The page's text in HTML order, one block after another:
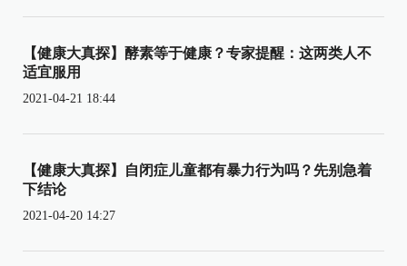
【健康大真探】酵素等于健康？专家提醒：这两类人不
适宜服用
2021-04-21 18:44
【健康大真探】自闭症儿童都有暴力行为吗？先别急着
下结论
2021-04-20 14:27